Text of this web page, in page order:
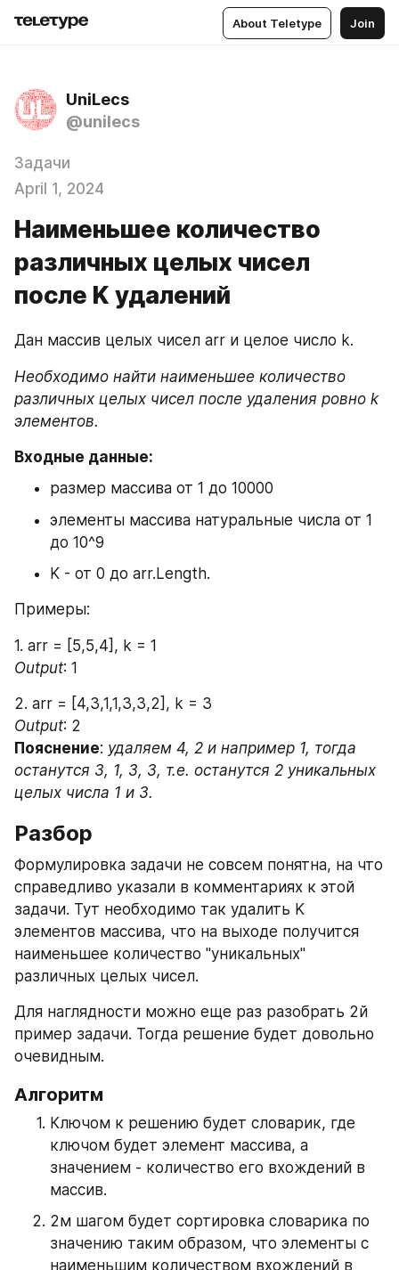
About Teletype Join
UniLecs
@unilecs
Задачи
April 1, 2024
Наименьшее количество
различных целых чисел
после K удалений
Дан массив целых чисел arr и целое число k.
Необходимо найти наименьшее количество
различных целых чисел после удаления ровно k
элементов.
Входные данные:
размер массива от 1 до 10000
элементы массива натуральные числа от 1
до 10^9
K - от 0 до arr.Length.
Примеры:
1. arr = [5,5,4], k = 1
Output: 1
2. arr = [4,3,1,1,3,3,2], k = 3
Output: 2
Пояснение: удаляем 4, 2 и например 1, тогда
останутся 3, 1, 3, 3, т.е. останутся 2 уникальных
целых числа 1 и 3.
Разбор
Формулировка задачи не совсем понятна, на что
справедливо указали в комментариях к этой
задачи. Тут необходимо так удалить K
элементов массива, что на выходе получится
наименьшее количество "уникальных"
различных целых чисел.
Для наглядности можно еще раз разобрать 2й
пример задачи. Тогда решение будет довольно
очевидным.
Алгоритм
Ключом к решению будет словарик, где
ключом будет элемент массива, а
значением - количество его вхождений в
массив.
2м шагом будет сортировка словарика по
значению таким образом, что элементы с
наименьшим количеством вхождений в